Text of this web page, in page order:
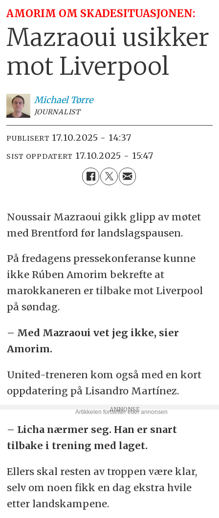
AMORIM OM SKADESITUASJONEN:
Mazraoui usikker
mot Liverpool
Michael Tørre
JOURNALIST
PUBLISERT 17.10.2025 - 14:37
SIST OPPDATERT 17.10.2025 - 15:47
Noussair Mazraoui gikk glipp av møtet
med Brentford før landslagspausen.
På fredagens pressekonferanse kunne
ikke Rúben Amorim bekrefte at
marokkaneren er tilbake mot Liverpool
på søndag.
– Med Mazraoui vet jeg ikke, sier
Amorim.
United-treneren kom også med en kort
oppdatering på Lisandro Martínez.
– Licha nærmer seg. Han er snart
tilbake i trening med laget.
Ellers skal resten av troppen være klar,
selv om noen fikk en dag ekstra hvile
etter landskampene.